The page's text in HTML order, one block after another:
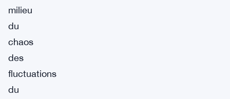
milieu
du
chaos
des
fluctuations
du